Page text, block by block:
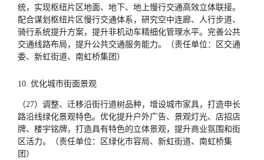
统，实现枢纽片区地面、地下、地上慢行交通高效立体联接。
配合谋划枢纽片区慢行交通体系，研究空中连廊、人行步道、
骑行系统提升方案，提升非机动车精细化管理水平。完善公共
交通线路布局，提升公共交通服务能力。（责任单位：区交通
委、新虹街道、南虹桥集团）
10. 优化城市街面景观
（27）调整、迁移沿街行道树品种，增设城市家具，打造申长
路沿线绿化景观特色。优化提升户外广告、景观灯光、店招店
牌、楼宇铭牌，打造具有特色的立体景观，提升商业氛围和街
区活力。（责任单位：区绿化市容局、新虹街道、南虹桥集
团）